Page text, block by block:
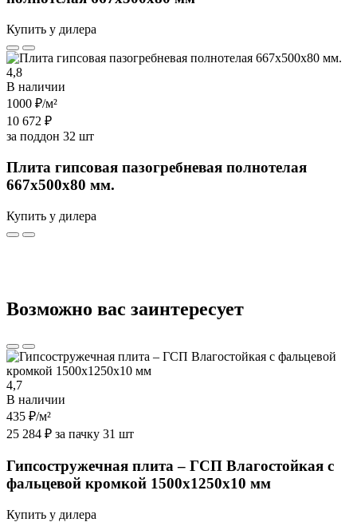
Купить у дилера
4,8
В наличии
1000 ₽/м²
10 672 ₽
за поддон 32 шт
Плита гипсовая пазогребневая полнотелая
667х500х80 мм.
Купить у дилера
Возможно вас заинтересует
4,7
В наличии
435 ₽/м²
25 284 ₽ за пачку 31 шт
Гипсостружечная плита – ГСП Влагостойкая с
фальцевой кромкой 1500х1250х10 мм
Купить у дилера